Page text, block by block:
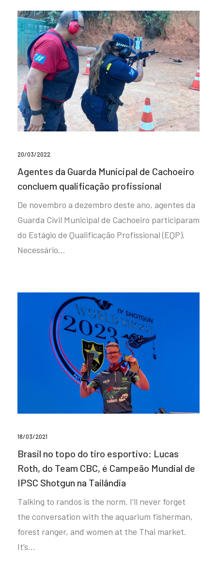
20/03/2022
Agentes da Guarda Municipal de Cachoeiro
concluem qualificação profissional
De novembro a dezembro deste ano, agentes da
Guarda Civil Municipal de Cachoeiro participaram
do Estágio de Qualificação Profissional (EQP).
Necessário…
18/03/2021
Brasil no topo do tiro esportivo: Lucas
Roth, do Team CBC, é Campeão Mundial de
IPSC Shotgun na Tailândia
Talking to randos is the norm. I’ll never forget
the conversation with the aquarium fisherman,
forest ranger, and women at the Thai market.
It’s…